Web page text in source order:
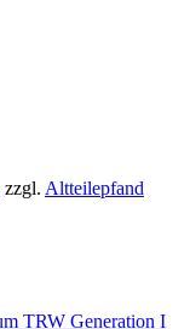
zzgl. Altteilepfand